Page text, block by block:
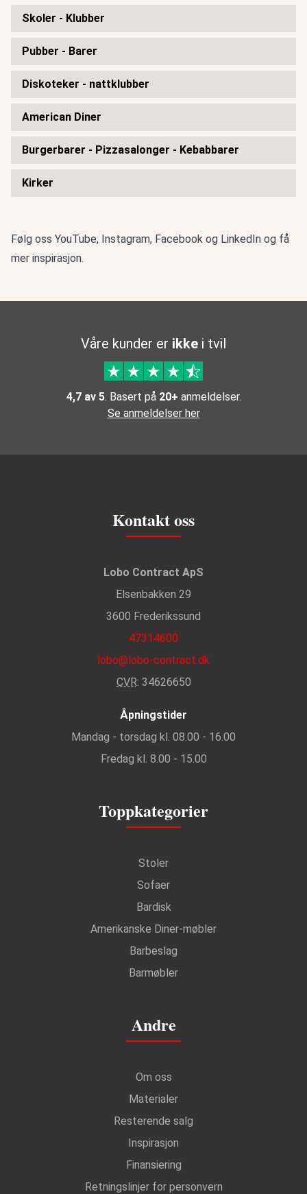
Skoler - Klubber
Pubber - Barer
Diskoteker - nattklubber
American Diner
Burgerbarer - Pizzasalonger - Kebabbarer
Kirker
Følg oss YouTube, Instagram, Facebook og LinkedIn og få
mer inspirasjon.
Våre kunder er ikke i tvil
4,7 av 5. Basert på 20+ anmeldelser.
Se anmeldelser her
Kontakt oss
Lobo Contract ApS
Elsenbakken 29
3600 Frederikssund
47314600
lobo@lobo-contract.dk
CVR: 34626650
Åpningstider
Mandag - torsdag kl. 08.00 - 16.00
Fredag kl. 8.00 - 15.00
Toppkategorier
Stoler
Sofaer
Bardisk
Amerikanske Diner-møbler
Barbeslag
Barmøbler
Andre
Om oss
Materialer
Resterende salg
Inspirasjon
Finansiering
Retningslinjer for personvern